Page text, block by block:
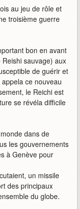
au jeu de rôle et
troisième guerre
bon en avant
sauvage) aux
de guérir et
ce nouveau
le Reichi est
se révéla difficile
dans de
les gouvernements
à Genève pour
un missile
des principaux
du globe.